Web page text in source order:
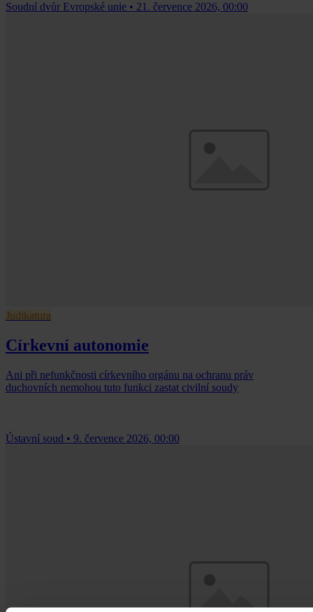
Soudní dvůr Evropské unie • 21. července 2026, 00:00
Judikatura
Církevní autonomie
Ani při nefunkčnosti církevního orgánu na ochranu práv
duchovních nemohou tuto funkci zastat civilní soudy
Ústavní soud • 9. července 2026, 00:00